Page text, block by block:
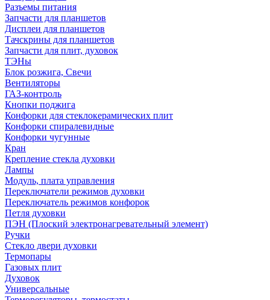
Разъемы питания
Запчасти для планшетов
Дисплеи для планшетов
Тачскрины для планшетов
Запчасти для плит, духовок
ТЭНы
Блок розжига, Свечи
Вентиляторы
ГАЗ-контроль
Кнопки поджига
Конфорки для стеклокерамических плит
Конфорки спиралевидные
Конфорки чугунные
Кран
Крепление стекла духовки
Лампы
Модуль, плата управления
Переключатели режимов духовки
Переключатель режимов конфорок
Петля духовки
ПЭН (Плоский электронагревательный элемент)
Ручки
Стекло двери духовки
Термопары
Газовых плит
Духовок
Универсальные